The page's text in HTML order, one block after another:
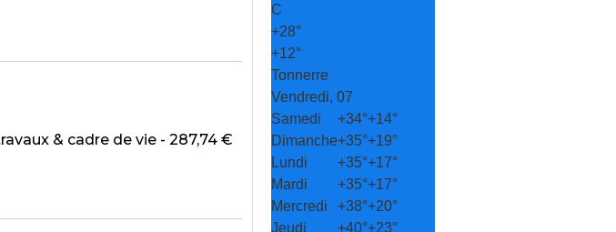
& cadre de vie - 287,74 €
C
+28°
+12°
Tonnerre
Vendredi, 07
Samedi
+34°+14°
Dimanche+35°+19°
Lundi
+35°+17°
Mardi
+35°+17°
Mercredi
+38°+20°
Jeudi
+40°+23°